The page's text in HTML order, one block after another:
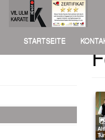
STARTSEITE
Altheimer Kata